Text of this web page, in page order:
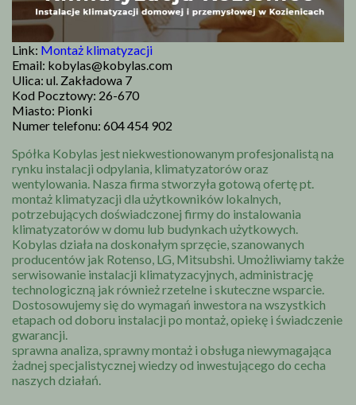
Link: Montaż klimatyzacji
Email: kobylas@kobylas.com
Ulica: ul. Zakładowa 7
Kod Pocztowy: 26-670
Miasto: Pionki
Numer telefonu: 604 454 902
Spółka Kobylas jest niekwestionowanym profesjonalistą na
rynku instalacji odpylania, klimatyzatorów oraz
wentylowania. Nasza firma stworzyła gotową ofertę pt.
montaż klimatyzacji dla użytkowników lokalnych,
potrzebujących doświadczonej firmy do instalowania
klimatyzatorów w domu lub budynkach użytkowych.
Kobylas działa na doskonałym sprzęcie, szanowanych
producentów jak Rotenso, LG, Mitsubshi. Umożliwiamy także
serwisowanie instalacji klimatyzacyjnych, administrację
technologiczną jak również rzetelne i skuteczne wsparcie.
Dostosowujemy się do wymagań inwestora na wszystkich
etapach od doboru instalacji po montaż, opiekę i świadczenie
gwarancji.
sprawna analiza, sprawny montaż i obsługa niewymagająca
żadnej specjalistycznej wiedzy od inwestującego do cecha
naszych działań.